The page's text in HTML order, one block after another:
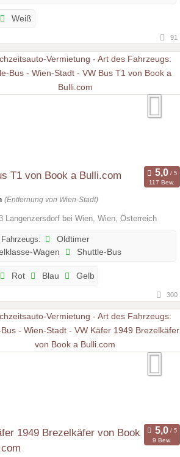
Weiß
91
T1 von Book a Bulli.com
117 Bew.
(Entfernung von Wien-Stadt)
Langenzersdorf bei Wien, Wien, Österreich
Oldtimer
Wagen
Shuttle-Bus
Rot Blau Gelb
300
1949 Brezelkäfer von Book
9 Bew.